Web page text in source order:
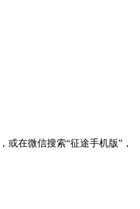
在微信搜索“征途手机版”，